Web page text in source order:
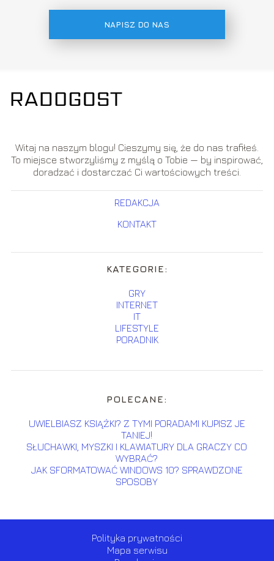
NAPISZ DO NAS
Witaj na naszym blogu! Cieszymy się, że do nas trafiłeś.
To miejsce stworzyliśmy z myślą o Tobie — by inspirować,
doradzać i dostarczać Ci wartościowych treści.
REDAKCJA
KONTAKT
KATEGORIE:
GRY
INTERNET
IT
LIFESTYLE
PORADNIK
POLECANE:
UWIELBIASZ KSIĄŻKI? Z TYMI PORADAMI KUPISZ JE
TANIEJ!
SŁUCHAWKI, MYSZKI I KLAWIATURY DLA GRACZY CO
WYBRAĆ?
JAK SFORMATOWAĆ WINDOWS 10? SPRAWDZONE
SPOSOBY
Polityka prywatności
Mapa serwisu